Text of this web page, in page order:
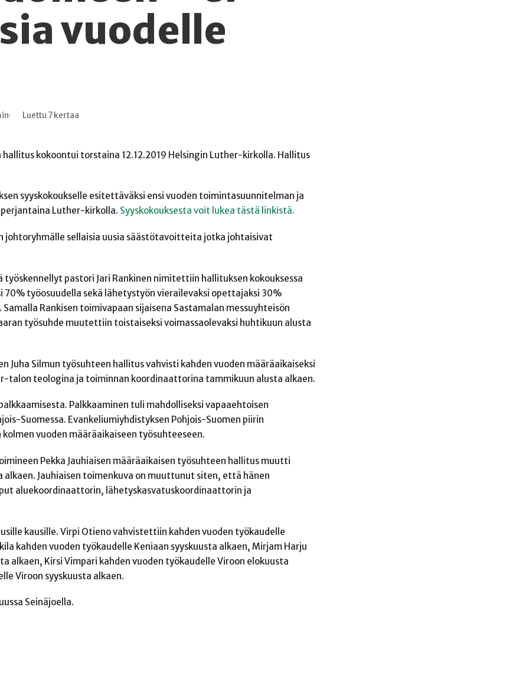
vuodelle
Luettu 7 kertaa
kokoontui torstaina 12.12.2019 Helsingin Luther-kirkolla. Hallitus
syyskokoukselle esitettäväksi ensi vuoden toimintasuunnitelman ja
Luther-kirkolla. Syyskokouksesta voit lukea tästä linkistä.
johtoryhmälle sellaisia uusia säästötavoitteita jotka johtaisivat
pastori Jari Rankinen nimitettiin hallituksen kokouksessa
70% työosuudella sekä lähetystyön vierailevaksi opettajaksi 30%
Rankisen toimivapaan sijaisena Sastamalan messuyhteisön
työsuhde muutettiin toistaiseksi voimassaolevaksi huhtikuun alusta
Silmun työsuhteen hallitus vahvisti kahden vuoden määräaikaiseksi
talon teologina ja toiminnan koordinaattorina tammikuun alusta alkaen.
Palkkaaminen tuli mahdolliseksi vapaaehtoisen
Suomessa. Evankeliumiyhdistyksen Pohjois-Suomen piirin
vuoden määräaikaiseen työsuhteeseen.
Pekka Jauhiaisen määräaikaisen työsuhteen hallitus muutti
alkaen. Jauhiaisen toimenkuva on muuttunut siten, että hänen
aluekoordinaattorin, lähetyskasvatuskoordinaattorin ja
kausille. Virpi Otieno vahvistettiin kahden vuoden työkaudelle
kahden vuoden työkaudelle Keniaan syyskuusta alkaen, Mirjam Harju
alkaen, Kirsi Vimpari kahden vuoden työkaudelle Viroon elokuusta
Viroon syyskuusta alkaen.
Seinäjoella.